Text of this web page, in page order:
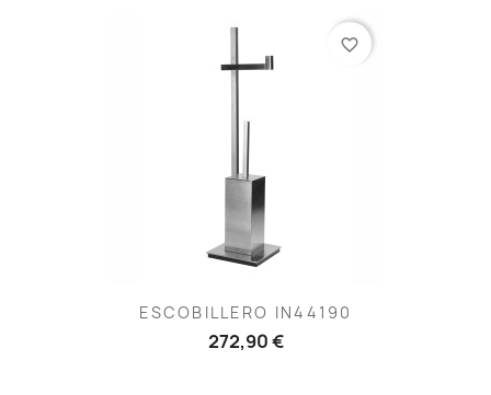
ESCOBILLERO IN44190
272,90 €
favorite_border